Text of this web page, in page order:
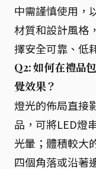
中需謹慎使用，
材質和設計風格
擇安全可靠、低
Q2: 如何在禮品
覺效果？
燈光的佈局直接
品，可將LED燈
光暈；體積較大
四個角落或沿著